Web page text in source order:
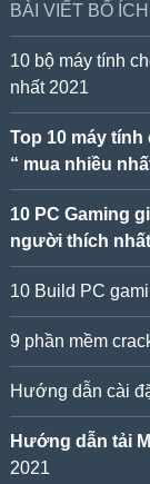
BÀI VIẾT BỔ
10 bộ máy tính
nhất 2021
Top 10 máy
“ mua nhiều
10 PC Gaming
người thích
10 Build PC
9 phần mềm
Hướng dẫn cài
Hướng dẫn tải
2021